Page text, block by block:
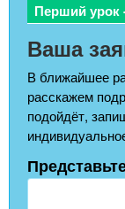
Перший урок
Ваша
В ближайшее
расскажем
подойдёт,